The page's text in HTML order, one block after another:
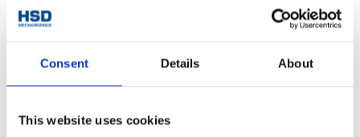
Consent Details About
This website uses cookies